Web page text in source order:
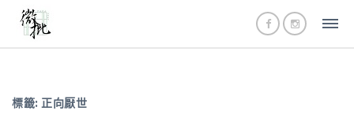
標籤: 正向厭世